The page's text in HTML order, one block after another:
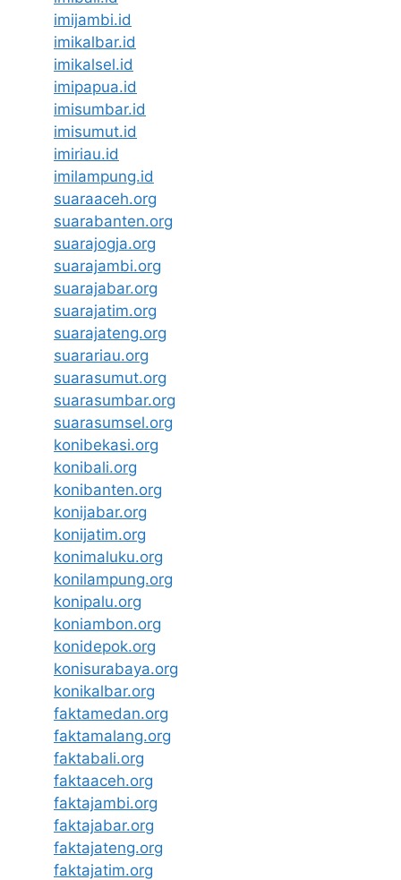
imijambi.id
imikalbar.id
imikalsel.id
imipapua.id
imisumbar.id
imisumut.id
imiriau.id
imilampung.id
suaraaceh.org
suarabanten.org
suarajogja.org
suarajambi.org
suarajabar.org
suarajatim.org
suarajateng.org
suarariau.org
suarasumut.org
suarasumbar.org
suarasumsel.org
konibekasi.org
konibali.org
konibanten.org
konijabar.org
konijatim.org
konimaluku.org
konilampung.org
konipalu.org
koniambon.org
konidepok.org
konisurabaya.org
konikalbar.org
faktamedan.org
faktamalang.org
faktabali.org
faktaaceh.org
faktajambi.org
faktajabar.org
faktajateng.org
faktajatim.org